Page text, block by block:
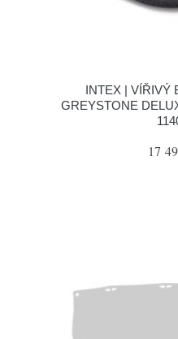
INTEX | VÍŘIVÝ
GREYSTONE
17